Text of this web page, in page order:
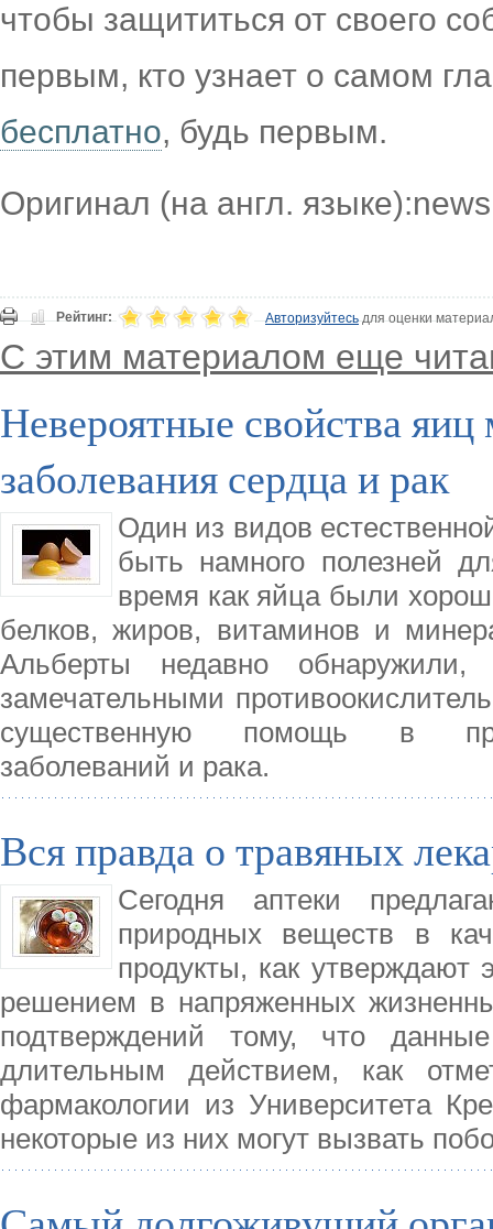
чтобы защититься от своего
первым, кто узнает о самом
бесплатно, будь первым.
Оригинал (на англ.
Рейтинг: Авторизуйтесьдля оценки
С этим материалом еще
Невероятные свойства яиц
заболевания сердца и рак
Один из видов
быть намного полезней
время как яйца были
белков, жиров, витаминов и
Альберты недавно
замечательными
существенную помощь в
заболеваний и рака.
Вся правда о травяных
Сегодня аптеки
природных веществ в
продукты, как
решением в напряженных
подтверждений тому, что
длительным действием, как
фармакологии из Университета
некоторые из них могут вызвать